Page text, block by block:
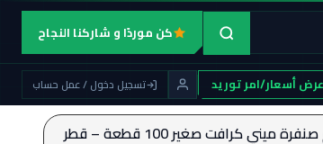
كن موردًا و شاركنا النجاح
أسعار/امر توريد تسجيل دخول / عمل حساب
/ كيس خاتم صنفرة ميني كرافت صغير 100 قطعة – قطر